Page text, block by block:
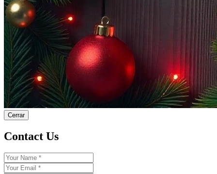
Cerrar
Contact Us